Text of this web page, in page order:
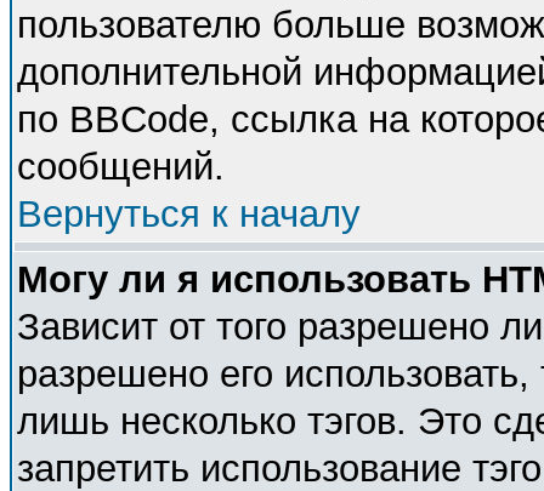
пользователю больше
дополнительной
по BBCode, ссылка на
сообщений.
Вернуться к началу
Могу ли я использовать
Зависит от того разрешено
разрешено его использовать,
лишь несколько тэгов. Это
запретить использование